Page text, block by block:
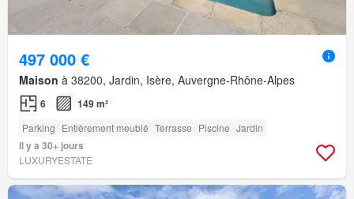
497 000 €
Maison à 38200, Jardin, Isère, Auvergne-Rhône-Alpes
6 149 m²
Parking Entièrement meublé Terrasse Piscine Jardin
Il y a 30+ jours
LUXURYESTATE